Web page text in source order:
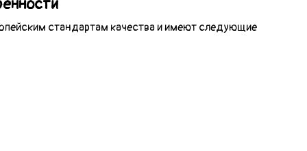
стандартам качества и имеют следующие